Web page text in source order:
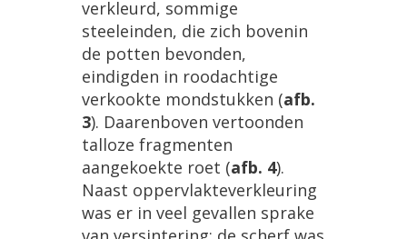
verkleurd, sommige
steeleinden, die zich bovenin
de potten bevonden,
eindigden in roodachtige
verkookte mondstukken (afb.
3). Daarenboven vertoonden
talloze fragmenten
aangekoekte roet (afb. 4).
Naast oppervlakteverkleuring
was er in veel gevallen sprake